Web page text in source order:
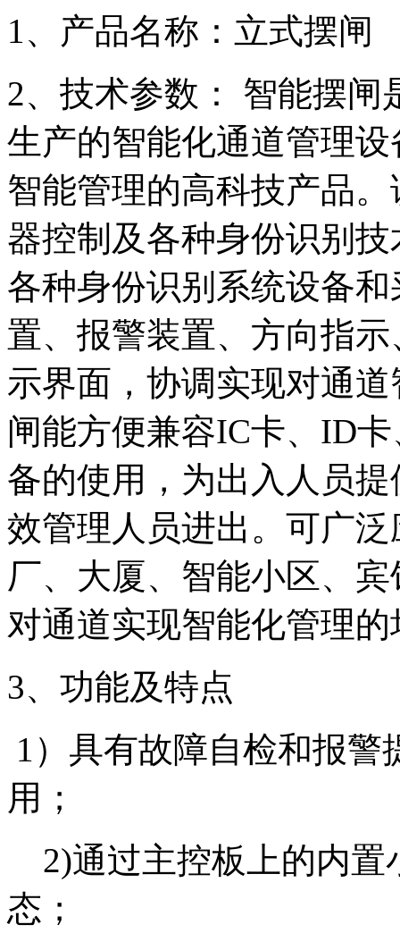
1、产品名称：立式摆闸
2、技术参数： 智能摆
生产的智能化通道管理
智能管理的高科技产品
器控制及各种身份识别
各种身份识别系统设备
置、报警装置、方向指
示界面，协调实现对通
闸能方便兼容IC卡、ID
备的使用，为出入人员
效管理人员进出。可广
厂、大厦、智能小区、
对通道实现智能化管理的
3、功能及特点
1）具有故障自检和报
用；
2)通过主控板上的内置
态；